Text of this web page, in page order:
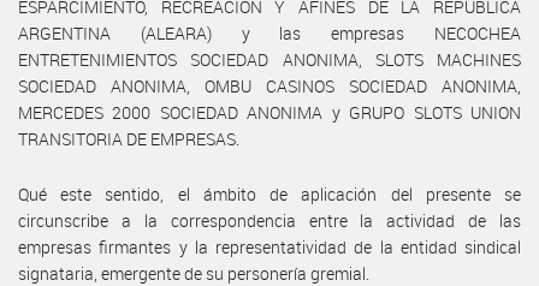
ESPARCIMIENTO, RECREACION Y AFINES DE LA REPUBLICA
ARGENTINA (ALEARA) y las empresas NECOCHEA
ENTRETENIMIENTOS SOCIEDAD ANONIMA, SLOTS MACHINES
SOCIEDAD ANONIMA, OMBU CASINOS SOCIEDAD ANONIMA,
MERCEDES 2000 SOCIEDAD ANONIMA y GRUPO SLOTS UNION
TRANSITORIA DE EMPRESAS.
Qué este sentido, el ámbito de aplicación del presente se
circunscribe a la correspondencia entre la actividad de las
empresas firmantes y la representatividad de la entidad sindical
signataria, emergente de su personería gremial.